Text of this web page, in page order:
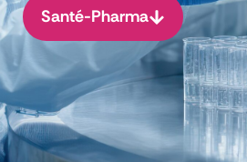
Santé-Pharma